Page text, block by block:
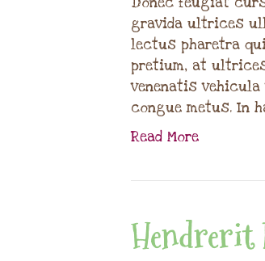
gravida ultrices
lectus pharetra
pretium, at ultrices
venenatis
congue metus. In
Read More
Hendrerit